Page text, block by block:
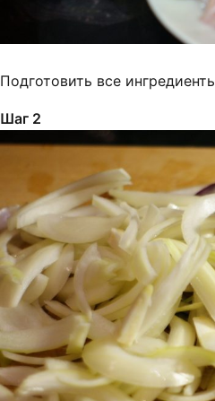
Подготовить все
Шаг 2